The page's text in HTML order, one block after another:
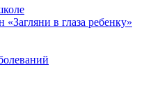
в глаза ребенку»